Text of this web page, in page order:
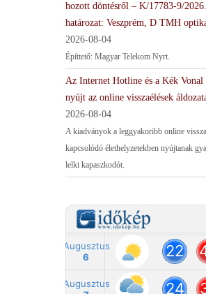
hozott döntésről – K/17783-9/
határozat: Veszprém, D TMH
2026-08-04
Építtető: Magyar Telekom Nyrt.
Az Internet Hotline és a Kék Vonal
nyújt az online visszaélések
2026-08-04
A kiadványok a leggyakoribb online
kapcsolódó élethelyzetekben nyújtanak
lelki kapaszkodót.